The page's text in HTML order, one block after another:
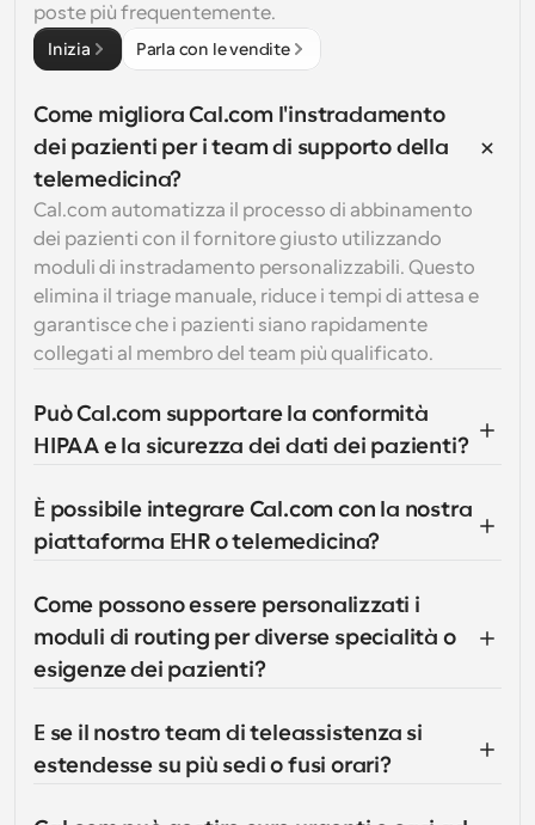
poste più frequentemente.
Inizia Parla con le vendite
Come migliora Cal.com l'instradamento
dei pazienti per i team di supporto della
telemedicina?
Cal.com automatizza il processo di abbinamento
dei pazienti con il fornitore giusto utilizzando
moduli di instradamento personalizzabili. Questo
elimina il triage manuale, riduce i tempi di attesa e
garantisce che i pazienti siano rapidamente
collegati al membro del team più qualificato.
Può Cal.com supportare la conformità
HIPAA e la sicurezza dei dati dei pazienti?
È possibile integrare Cal.com con la nostra
piattaforma EHR o telemedicina?
Come possono essere personalizzati i
moduli di routing per diverse specialità o
esigenze dei pazienti?
E se il nostro team di teleassistenza si
estendesse su più sedi o fusi orari?